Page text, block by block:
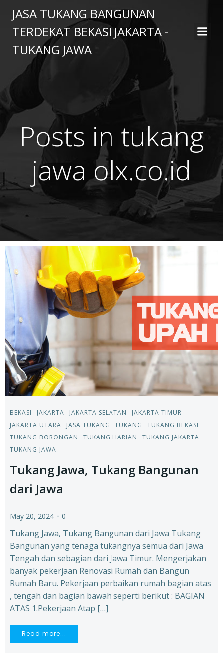
to
content
JASA TUKANG BANGUNAN
TERDEKAT BEKASI JAKARTA -
TUKANG JAWA
Posts in tukang
jawa olx.co.id
BEKASI JAKARTA JAKARTA SELATAN
JAKARTA TIMUR
JAKARTA UTARA
JASA TUKANG TUKANG
TUKANG BEKASI
TUKANG BORONGAN
TUKANG HARIAN
TUKANG JAKARTA
TUKANG JAWA
Tukang Jawa, Tukang Bangunan
dari Jawa
May 20, 2024 - 0
Tukang Jawa, Tukang Bangunan dari Jawa Tukang
Bangunan yang tenaga tukangnya semua dari Jawa
Tengah dan sebagian dari Jawa Timur. Mengerjakan
banyak pekerjaan Renovasi Rumah dan Bangun
Rumah Baru. Pekerjaan perbaikan rumah bagian atas
, tengah dan bagian bawah seperti berikut : BAGIAN
ATAS 1.Pekerjaan Atap […]
Read more...